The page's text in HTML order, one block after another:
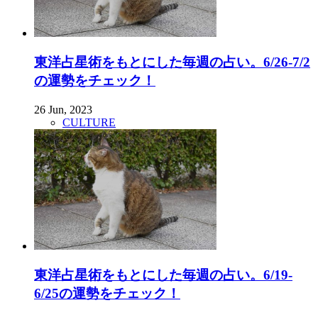
東洋占星術をもとにした毎週の占い。6/26-7/2
の運勢をチェック！
26 Jun, 2023
CULTURE
東洋占星術をもとにした毎週の占い。6/19-
6/25の運勢をチェック！